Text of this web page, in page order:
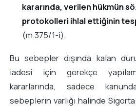
kararında, verilen hükmün
protokolleri ihlal ettiğinin
(m.375/1-i).
Bu sebepler dışında kalan
iadesi için gerekçe
kararlarında, sadece
sebeplerin varlığı halinde